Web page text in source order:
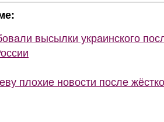
высылки украинского
плохие новости после